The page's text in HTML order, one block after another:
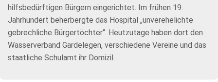
hilfsbedürftigen Bürgern eingerichtet. Im frühen 19.
Jahrhundert beherbergte das Hospital „unverehelichte
gebrechliche Bürgertöchter“. Heutzutage haben dort den
Wasserverband Gardelegen, verschiedene Vereine und das
staatliche Schulamt ihr Domizil.